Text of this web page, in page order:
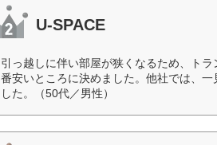
U-SPACE
引っ越しに伴い部屋が狭くなるため、ト
番安いところに決めました。他社では、
した。（50代／男性）